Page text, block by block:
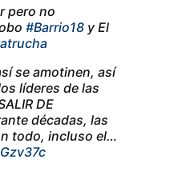
pero no
#Barrio18 y El
se amotinen, así
líderes de las
DE
décadas, las
todo, incluso el…